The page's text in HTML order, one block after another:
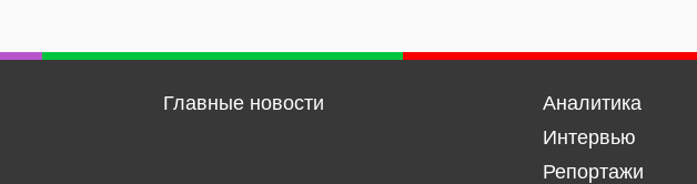
Главные новости
Аналитика
Интервью
Репортажи